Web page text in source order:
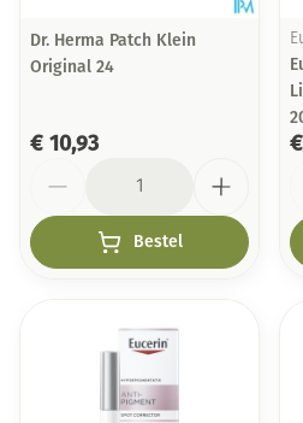
Dr. Herma Patch Klein
Original 24
€ 10,93
Bestel